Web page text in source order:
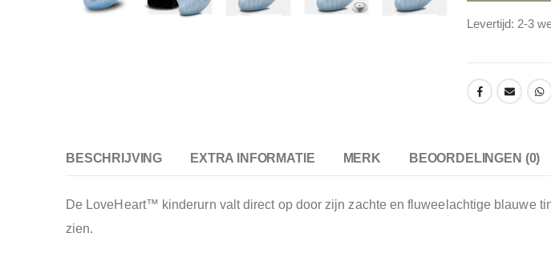
Levertijd: 2-3
BESCHRIJVING EXTRA INFORMATIE MERK BEOORDELINGEN (0)
De LoveHeart™ kinderurn valt direct op door zijn zachte en fluweelachtige blauwe
zien.